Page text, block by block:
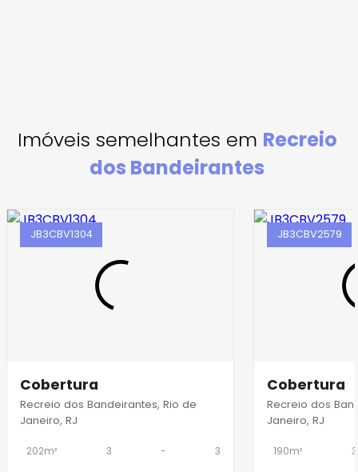
Imóveis semelhantes em Recreio
dos Bandeirantes
JB3CBV1304
Cobertura
Recreio dos Bandeirantes, Rio de
Janeiro, RJ
202m² 3 - 3
JB3CBV2579
Cobertura
Recreio dos
Janeiro, RJ
190m² 3